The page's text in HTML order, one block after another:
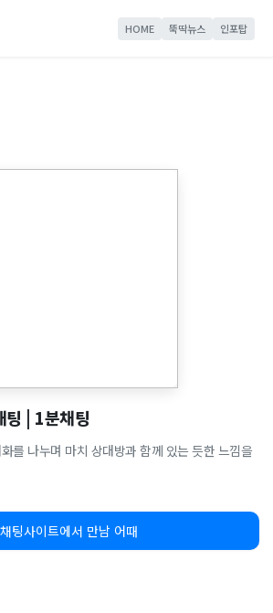
HOME 뚝딱뉴스 인포탑
팅 | 1분채팅
를 나누며 마치 상대방과 함께 있는 듯한 느낌을
채팅사이트에서 만남 어때